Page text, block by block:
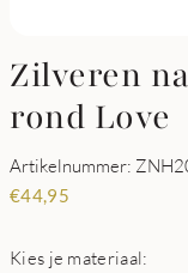
Zilveren
rond Love
Artikelnummer:
€44,95
Kies je materiaal: